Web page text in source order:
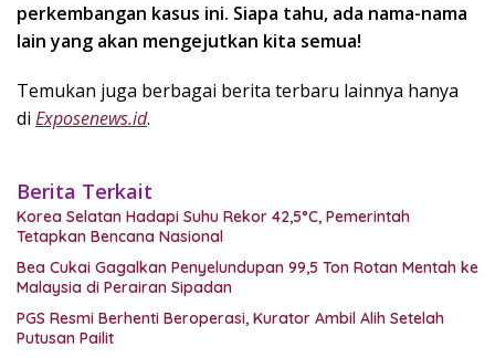
perkembangan kasus ini. Siapa tahu, ada nama-nama
lain yang akan mengejutkan kita semua!
Temukan juga berbagai berita terbaru lainnya hanya
di Exposenews.id.
Berita Terkait
Korea Selatan Hadapi Suhu Rekor 42,5°C, Pemerintah
Tetapkan Bencana Nasional
Bea Cukai Gagalkan Penyelundupan 99,5 Ton Rotan Mentah ke
Malaysia di Perairan Sipadan
PGS Resmi Berhenti Beroperasi, Kurator Ambil Alih Setelah
Putusan Pailit